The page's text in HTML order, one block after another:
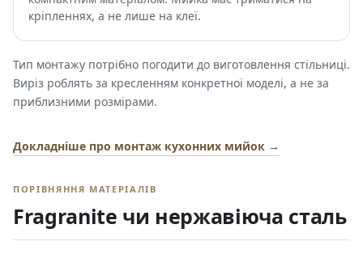
кріпленнях, а не лише на клеї.
Тип монтажу потрібно погодити до виготовлення стільниці.
Виріз роблять за кресленням конкретної моделі, а не за
приблизними розмірами.
Докладніше про монтаж кухонних мийок →
ПОРІВНЯННЯ МАТЕРІАЛІВ
Fragranite чи нержавіюча сталь